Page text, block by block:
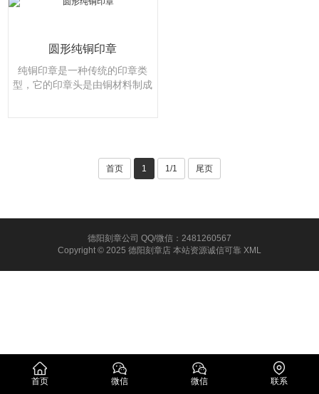
圆形纯铜印章
纯铜印章是一种传统的印章类
型，它的印章头是由铜材料制成
首页 1 1/1 尾页
德阳刻章公司 QQ/微信：2481260567
Copyright © 2025 德阳刻章店 本站资源诚信可靠 XML
首页 微信 微信 联系